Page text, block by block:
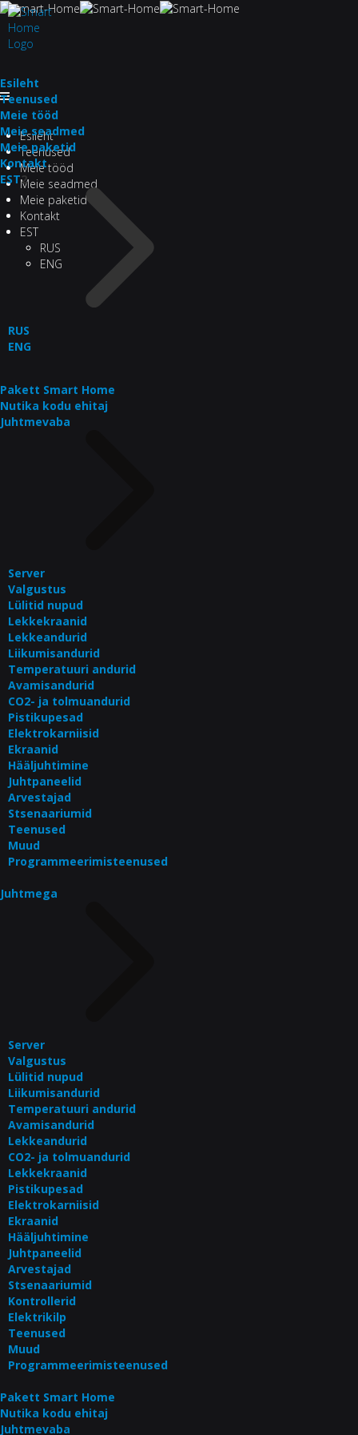
Esileht
Teenused
Meie tööd
Meie seadmed
Meie paketid
Kontakt
EST
RUS
ENG
Esileht
Teenused
Meie tööd
Meie seadmed
Meie paketid
Kontakt
EST2
RUS
ENG
Pakett Smart Home
Nutika kodu ehitaj
Juhtmevaba
Server
Valgustus
Lülitid nupud
Lekkekraanid
Lekkeandurid
Liikumisandurid
Temperatuuri andurid
Avamisandurid
CO2- ja tolmuandurid
Pistikupesad
Elektrokarniisid
Ekraanid
Hääljuhtimine
Juhtpaneelid
Arvestajad
Stsenaariumid
Teenused
Muud
Programmeerimisteenused
Juhtmega
Server
Valgustus
Lülitid nupud
Liikumisandurid
Temperatuuri andurid
Avamisandurid
Lekkeandurid
CO2- ja tolmuandurid
Lekkekraanid
Pistikupesad
Elektrokarniisid
Ekraanid
Hääljuhtimine
Juhtpaneelid
Arvestajad
Stsenaariumid
Kontrollerid
Elektrikilp
Teenused
Muud
Programmeerimisteenused
Pakett Smart Home
Nutika kodu ehitaj
Juhtmevaba